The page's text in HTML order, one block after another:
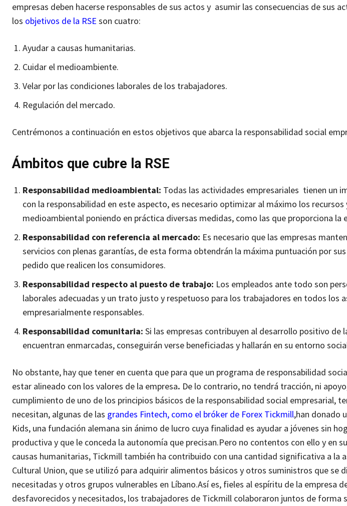
empresas deben hacerse responsables de sus actos y asumir las consecuencias de sus
los objetivos de la RSE son cuatro:
Ayudar a causas humanitarias.
Cuidar el medioambiente.
Velar por las condiciones laborales de los trabajadores.
Regulación del mercado.
Centrémonos a continuación en estos objetivos que abarca la responsabilidad social
Ámbitos que cubre la RSE
Responsabilidad medioambiental: Todas las actividades empresariales tienen un
con la responsabilidad en este aspecto, es necesario optimizar al máximo los
medioambiental poniendo en práctica diversas medidas, como las que proporciona la
Responsabilidad con referencia al mercado: Es necesario que las empresas
servicios con plenas garantías, de esta forma obtendrán la máxima puntuación por
pedido que realicen los consumidores.
Responsabilidad respecto al puesto de trabajo: Los empleados ante todo son
laborales adecuadas y un trato justo y respetuoso para los trabajadores en todos los
empresarialmente responsables.
Responsabilidad comunitaria: Si las empresas contribuyen al desarrollo positivo de
encuentran enmarcadas, conseguirán verse beneficiadas y hallarán en su entorno
No obstante, hay que tener en cuenta que para que un programa de responsabilidad
estar alineado con los valores de la empresa. De lo contrario, no tendrá tracción, ni
cumplimiento de uno de los principios básicos de la responsabilidad social empresarial,
necesitan, algunas de las grandes Fintech, como el bróker de Forex Tickmill,han donado
Kids, una fundación alemana sin ánimo de lucro cuya finalidad es ayudar a jóvenes sin
productiva y que le conceda la autonomía que precisan.Pero no contentos con ello y en
causas humanitarias, Tickmill también ha contribuido con una cantidad significativa a la
Cultural Union, que se utilizó para adquirir alimentos básicos y otros suministros que se
necesitadas y otros grupos vulnerables en Líbano.Así es, fieles al espíritu de la empresa
desfavorecidos y necesitados, los trabajadores de Tickmill colaboraron juntos de forma